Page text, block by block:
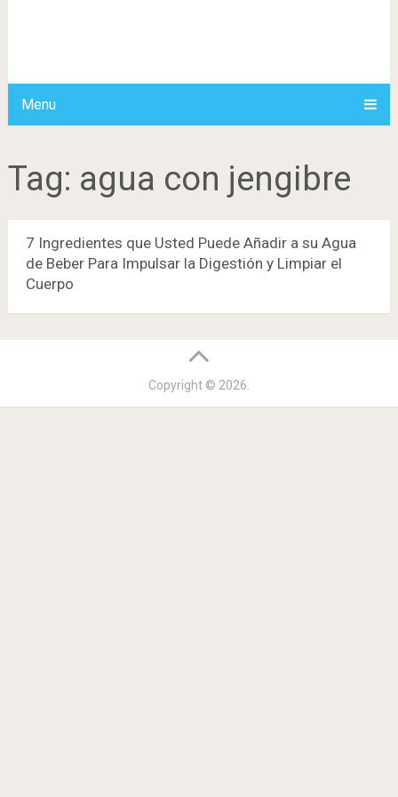
Menu
Tag: agua con jengibre
7 Ingredientes que Usted Puede Añadir a su Agua
de Beber Para Impulsar la Digestión y Limpiar el
Cuerpo
Copyright © 2026.